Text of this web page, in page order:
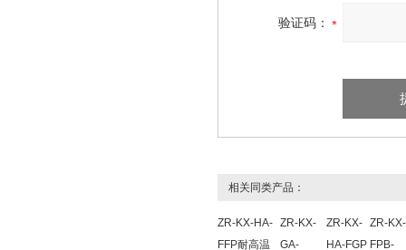
验证码：
相关同类产品：
ZR-KX-HA-
FFP耐高温
ZR-KX-
GA-
ZR-KX-
HA-FGP
ZR-
FPB-